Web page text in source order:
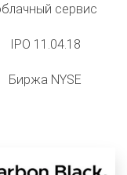
сервис
IPO 11.04.18
Биржа NYSE